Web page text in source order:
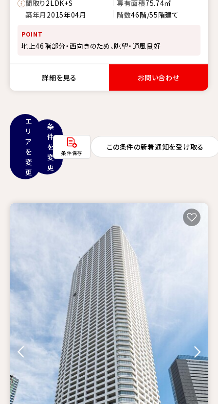
間取り2LDK+S 専有面積75.74㎡
築年月 2015年04月 階数46階/55階建て
POINT
地上46階部分・西向きのため、眺望・通風良好
詳細を見る お問い合わせ
エ
リ
ア
を
変
更
条
件
を
変
更
条件保存
この条件の新着通知を受け取る